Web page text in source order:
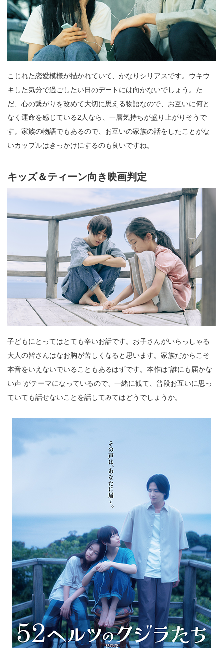
こじれた恋愛模様が描かれていて、かなりシリアスです。ウキウ
キした気分で過ごしたい日のデートには向かないでしょう。た
だ、心の繋がりを改めて大切に思える物語なので、お互いに何と
なく運命を感じている2人なら、一層気持ちが盛り上がりそうで
す。家族の物語でもあるので、お互いの家族の話をしたことがな
いカップルはきっかけにするのも良いですね。
キッズ＆ティーン向き映画判定
子どもにとってはとても辛いお話です。お子さんがいらっしゃる
大人の皆さんはなお胸が苦しくなると思います。家族だからこそ
本音をいえないでいることもあるはずです。本作は“誰にも届かな
い声”がテーマになっているので、一緒に観て、普段お互いに思っ
ていても話せないことを話してみてはどうでしょうか。